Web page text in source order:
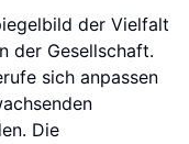
der Vielfalt
der Gesellschaft.
sich anpassen
Die